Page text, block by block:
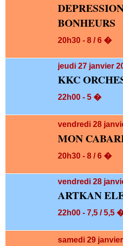
BONHEURS
20h30 - 8 / 6 �
jeudi 27 janvier
KKC
22h00 - 5 �
vendredi 28
MON
20h30 - 8 / 6 �
vendredi 28
ARTKAN
22h00 - 7,5 / 5,5
samedi 29